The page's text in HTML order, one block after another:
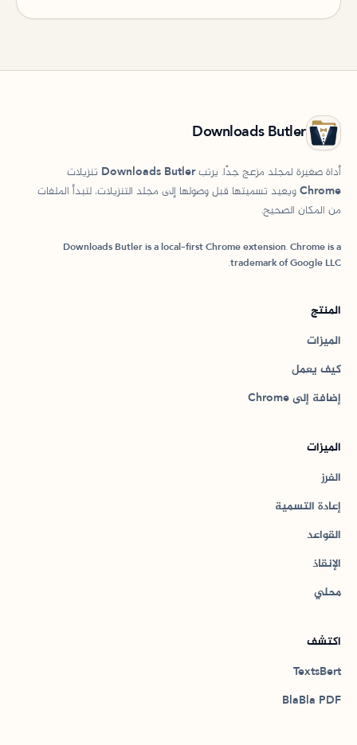
Downloads Butler
أداة صغيرة لمجلد مزعج جدًا. يرتب Downloads Butler تنزيلات
Chrome ويعيد تسميتها قبل وصولها إلى مجلد التنزيلات، لتبدأ الملفات
من المكان الصحيح.
Downloads Butler is a local-first Chrome extension. Chrome is a
trademark of Google LLC.
المنتج
الميزات
كيف يعمل
إضافة إلى Chrome
الميزات
الفرز
إعادة التسمية
القواعد
الإنقاذ
محلي
اكتشف
TextsBert
BlaBla PDF